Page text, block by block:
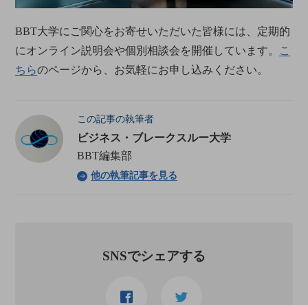
BBT大学にご関心をお寄せいただいた皆様には、定期的
にオンライン説明会や個別相談会を開催しています。 こ
ちらのページから、お気軽にお申し込みください。
この記事の執筆者
ビジネス・ブレークスルー大学
BBT編集部
他の執筆記事を見る
SNSでシェアする